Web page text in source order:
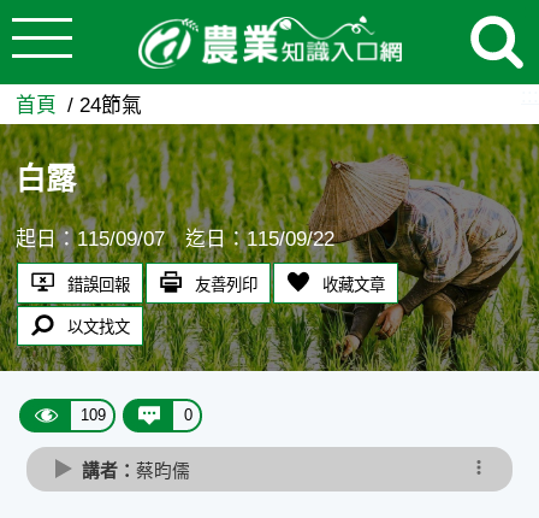
跳到主要內容
白露 - 農業知識入口網
首頁 24節氣
白露
起日：115/09/07 迄日：115/09/22
錯誤回報 友善列印 收藏文章
以文找文
109 0
講者：蔡昀儒